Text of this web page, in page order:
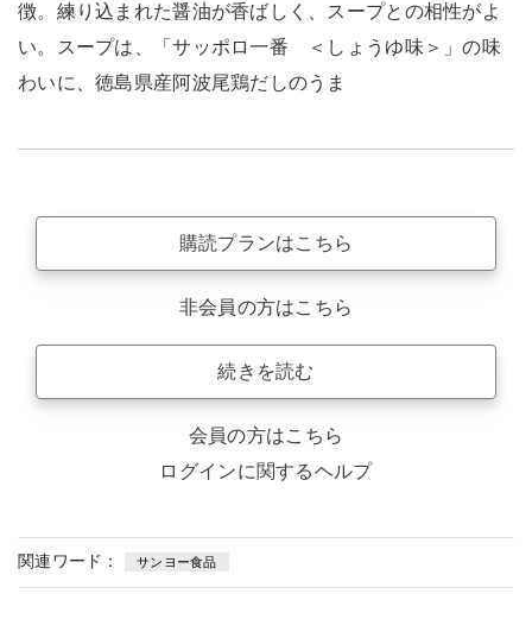
徴。練り込まれた醤油が香ばしく、スープとの相性がよ
い。スープは、「サッポロ一番 ＜しょうゆ味＞」の味
わいに、徳島県産阿波尾鶏だしのうま
購読プランはこちら
非会員の方はこちら
続きを読む
会員の方はこちら
ログインに関するヘルプ
関連ワード： サンヨー食品